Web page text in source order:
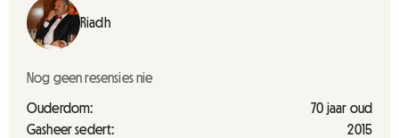
Riadh
Nog geen resensies nie
Ouderdom:
70 jaar oud
Gasheer sedert:
2015